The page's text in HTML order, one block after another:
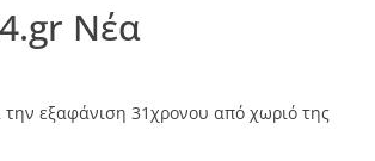
Νέα
την εξαφάνιση 31χρονου από χωριό της